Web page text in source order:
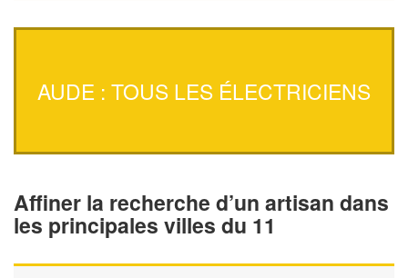
AUDE : TOUS LES ÉLECTRICIENS
Affiner la recherche d’un artisan dans
les principales villes du 11